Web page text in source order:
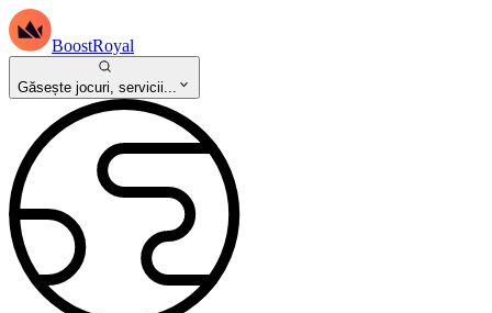
BoostRoyal
Găsește jocuri, servicii...